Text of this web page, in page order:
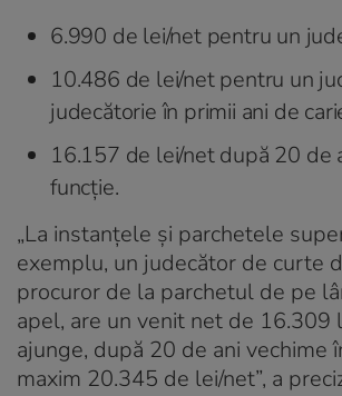
6.990 de lei/net pentru un
10.486 de lei/net pentru un
judecătorie în primii ani de
16.157 de lei/net după 20 de
funcţie.
„La instanţele şi parchetele
exemplu, un judecător de curte
procuror de la parchetul de pe
apel, are un venit net de 16.309
ajunge, după 20 de ani vechime
maxim 20.345 de lei/net”, a